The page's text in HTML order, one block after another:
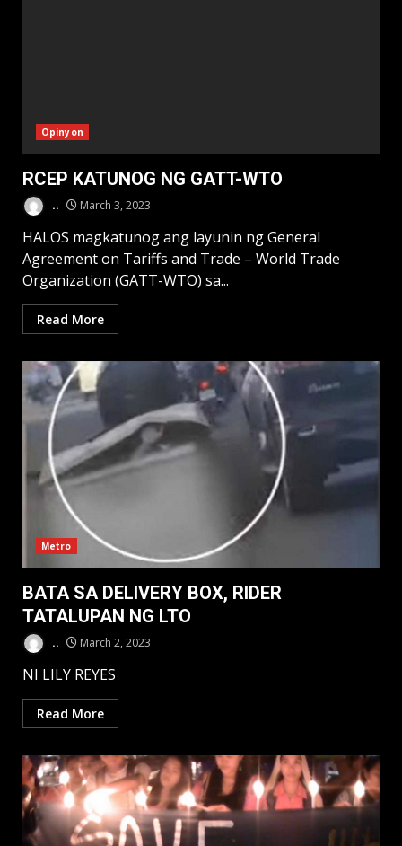
Opinyon
RCEP KATUNOG NG GATT-WTO
.. March 3, 2023
HALOS magkatunog ang layunin ng General
Agreement on Tariffs and Trade – World Trade
Organization (GATT-WTO) sa...
Read More
Metro
BATA SA DELIVERY BOX, RIDER
TATALUPAN NG LTO
.. March 2, 2023
NI LILY REYES
Read More